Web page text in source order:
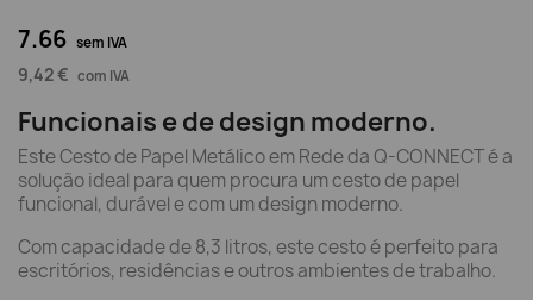
7.66 sem IVA
9,42 € com IVA
Funcionais e de design moderno.
Este Cesto de Papel Metálico em Rede da Q-CONNECT é a
solução ideal para quem procura um cesto de papel
funcional, durável e com um design moderno.
Com capacidade de 8,3 litros, este cesto é perfeito para
escritórios, residências e outros ambientes de trabalho.